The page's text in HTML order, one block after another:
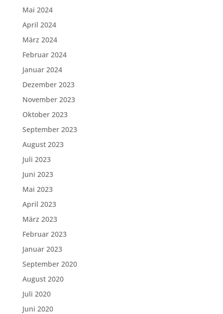
Mai 2024
April 2024
März 2024
Februar 2024
Januar 2024
Dezember 2023
November 2023
Oktober 2023
September 2023
August 2023
Juli 2023
Juni 2023
Mai 2023
April 2023
März 2023
Februar 2023
Januar 2023
September 2020
August 2020
Juli 2020
Juni 2020